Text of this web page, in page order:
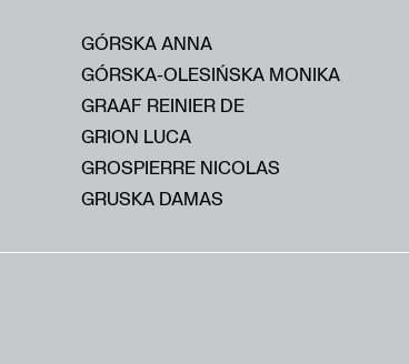
GÓRSKA ANNA
GÓRSKA-OLESIŃSKA MONIKA
GRAAF REINIER DE
GRION LUCA
GROSPIERRE NICOLAS
GRUSKA DAMAS